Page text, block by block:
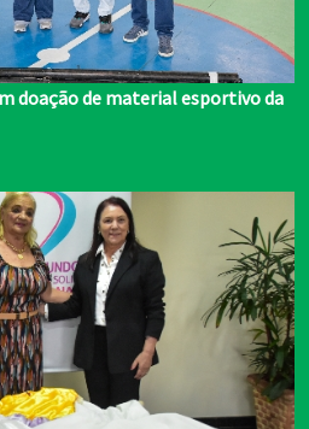
doação de material esportivo da